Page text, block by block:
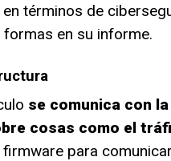
términos de
en su informe.
se comunica con
cosas como el
para